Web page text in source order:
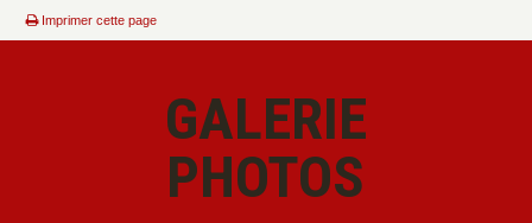
Imprimer cette page
GALERIE
PHOTOS